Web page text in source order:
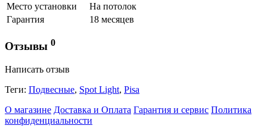
Место установки
На потолок
Гарантия
18 месяцев
Отзывы 0
Написать отзыв
Теги: Подвесные, Spot Light, Pisa
О магазине Доставка и Оплата Гарантия и сервис Политика
конфиденциальности